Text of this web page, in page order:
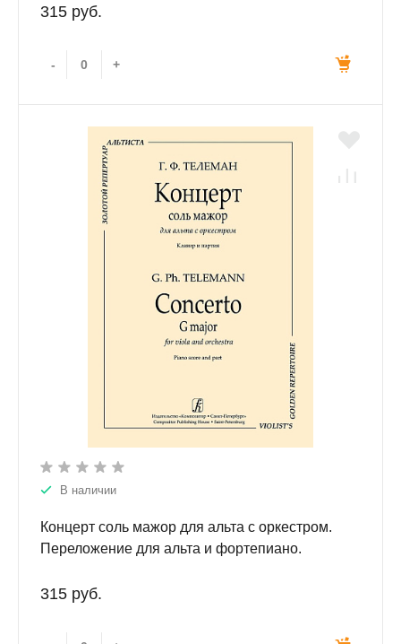
315 руб.
- +
В наличии
Концерт соль мажор для альта с оркестром.
Переложение для альта и фортепиано.
партия.
315 руб.